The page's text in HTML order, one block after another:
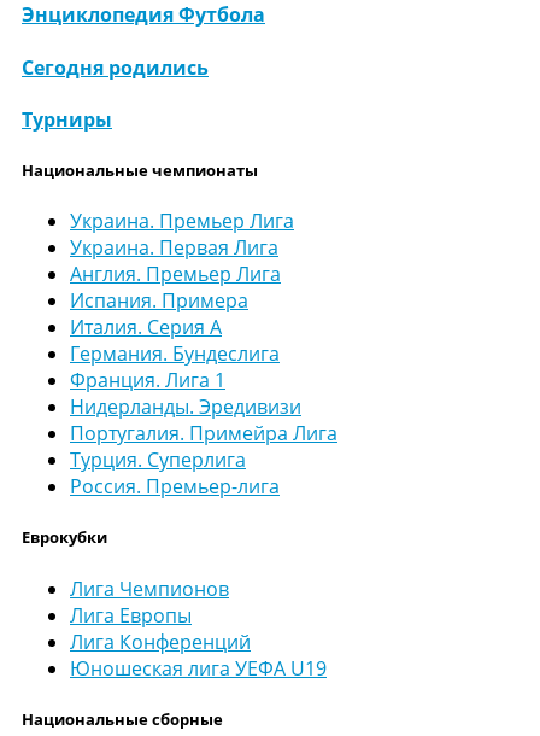
Энциклопедия Футбола
Сегодня родились
Турниры
Национальные чемпионаты
Украина. Премьер Лига
Украина. Первая Лига
Англия. Премьер Лига
Испания. Примера
Италия. Серия А
Германия. Бундеслига
Франция. Лига 1
Нидерланды. Эредивизи
Португалия. Примейра Лига
Турция. Суперлига
Россия. Премьер-лига
Еврокубки
Лига Чемпионов
Лига Европы
Лига Конференций
Юношеская лига УЕФА U19
Национальные сборные